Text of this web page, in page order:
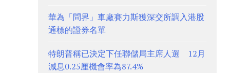
華為「問界」車廠賽力斯獲深交所調入港股
通標的證券名單
特朗普稱已決定下任聯儲局主席人選 12月
減息0.25厘機會率為87.4%